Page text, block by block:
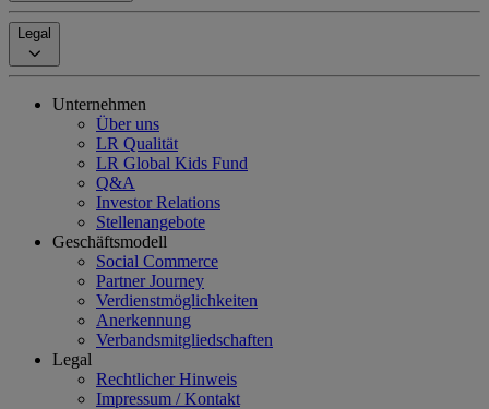
Legal
Unternehmen
Über uns
LR Qualität
LR Global Kids Fund
Q&A
Investor Relations
Stellenangebote
Geschäftsmodell
Social Commerce
Partner Journey
Verdienstmöglichkeiten
Anerkennung
Verbandsmitgliedschaften
Legal
Rechtlicher Hinweis
Impressum / Kontakt